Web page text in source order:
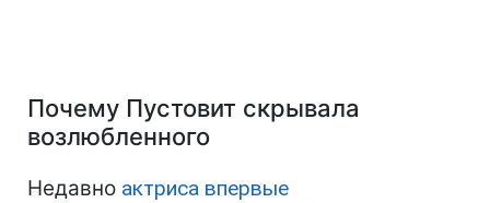
Почему Пустовит скрывала
возлюбленного
Недавно актриса впервые